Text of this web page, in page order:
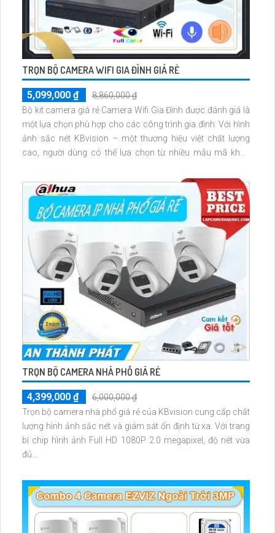
TRỌN BỘ CAMERA WIFI GIA ĐÌNH GIÁ RẺ
5,099,000 ₫
8,860,000 ₫
Bộ kit camera giá rẻ Camera Wifi Gia Đình được đánh giá là
một lựa chọn phù hợp cho các công trình gia đình. Với hình
ảnh sắc nét KBvision – một thương hiệu việt chất lượng
cao, người dùng có thể lựa chọn từ nhiều mẫu mã khác
TRỌN BỘ CAMERA NHÀ PHỐ GIÁ RẺ
4,399,000 ₫
6,000,000 ₫
Trọn bộ camera nhà phố giá rẻ của KBvision cung cấp chất
lượng hình ảnh sắc nét và giám sát ổn định từ xa. Với trang
bị chip hình ảnh Full HD 1080P 2.0 megapixel, độ nét vừa
đủ...